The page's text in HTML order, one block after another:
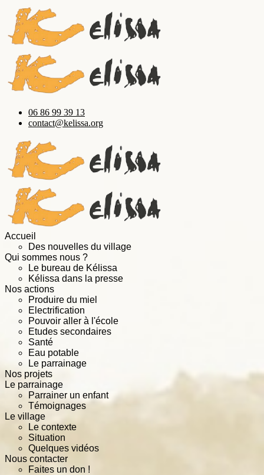
06 86 99 39 13
contact@kelissa.org
Accueil
Des nouvelles du village
Qui sommes nous ?
Le bureau de Kélissa
Kélissa dans la presse
Nos actions
Produire du miel
Electrification
Pouvoir aller à l'école
Etudes secondaires
Santé
Eau potable
Le parrainage
Nos projets
Le parrainage
Parrainer un enfant
Témoignages
Le village
Le contexte
Situation
Quelques vidéos
Nous contacter
Faites un don !